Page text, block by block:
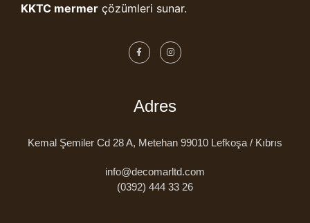
KKTC mermer çözümleri sunar.
Adres
Kemal Şemiler Cd 28 A, Metehan 99010 Lefkoşa / Kıbrıs
info@decomarltd.com
(0392) 444 33 26